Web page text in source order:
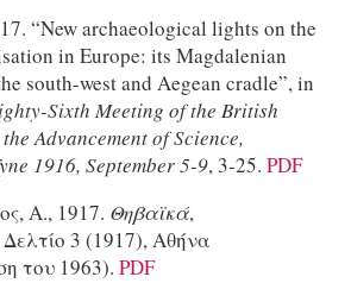
“New archaeological lights on the
in Europe: its Magdalenian
south-west and Aegean cradle”, in
Sixth Meeting of the British
Advancement of Science,
1916, September 5-9, 3-25. PDF
Α., 1917. Θηβαϊκά,
3 (1917), Αθήνα
του 1963). PDF